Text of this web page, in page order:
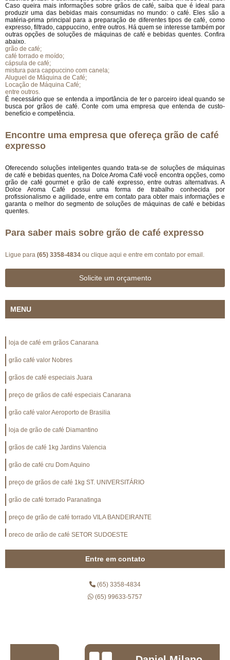
Caso queira mais informações sobre grãos de café, saiba que é ideal para
produzir uma das bebidas mais consumidas no mundo: o café. Eles são a
matéria-prima principal para a preparação de diferentes tipos de café, como
expresso, filtrado, cappuccino, entre outros. Há quem se interesse também por
outras opções de soluções de máquinas de café e bebidas quentes. Confira
abaixo.
grão de café;
café torrado e moído;
cápsula de café;
mistura para cappuccino com canela;
Aluguel de Máquina de Café;
Locação de Máquina Café;
entre outros.
É necessário que se entenda a importância de ter o parceiro ideal quando se
busca por grãos de café. Conte com uma empresa que entenda de custo-
benefício e competência.
Encontre uma empresa que ofereça grão de café
expresso
Oferecendo soluções inteligentes quando trata-se de soluções de máquinas
de café e bebidas quentes, na Dolce Aroma Café você encontra opções, como
grão de café gourmet e grão de café expresso, entre outras alternativas. A
Dolce Aroma Café possui uma forma de trabalho conhecida por
profissionalismo e agilidade, entre em contato para obter mais informações e
garanta o melhor do segmento de soluções de máquinas de café e bebidas
quentes.
Para saber mais sobre grão de café expresso
Ligue para (65) 3358-4834 ou clique aqui e entre em contato por email.
Solicite um orçamento
MENU
loja de café em grãos Canarana
grão café valor Nobres
grãos de café especiais Juara
preço de grãos de café especiais Canarana
grão café valor Aeroporto de Brasilia
loja de grão de café Diamantino
grãos de café 1kg Jardins Valencia
grão de café cru Dom Aquino
preço de grãos de café 1kg ST. UNIVERSITÁRIO
grão de café torrado Paranatinga
preço de grão de café torrado VILA BANDEIRANTE
preço de grão de café SETOR SUDOESTE
preço de grão de café expresso Tangará da Serra
Entre em contato
(65) 3358-4834
(65) 99633-5757